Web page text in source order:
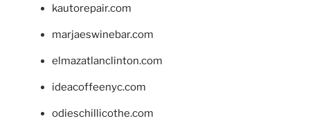
kautorepair.com
marjaeswinebar.com
elmazatlanclinton.com
ideacoffeenyc.com
odieschillicothe.com